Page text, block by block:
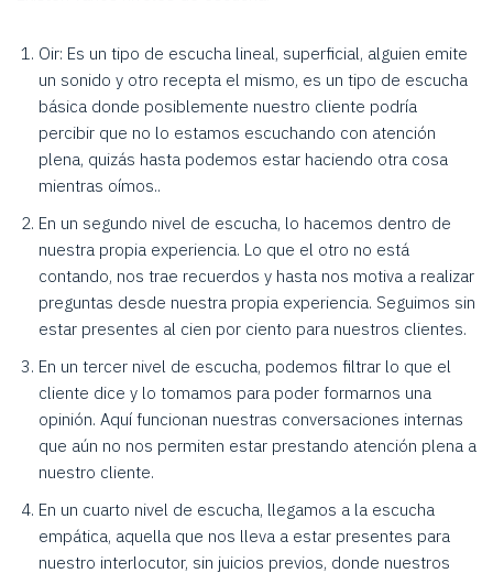
Oir: Es un tipo de escucha lineal, superficial, alguien emite
un sonido y otro recepta el mismo, es un tipo de escucha
básica donde posiblemente nuestro cliente podría
percibir que no lo estamos escuchando con atención
plena, quizás hasta podemos estar haciendo otra cosa
mientras oímos..
En un segundo nivel de escucha, lo hacemos dentro de
nuestra propia experiencia. Lo que el otro no está
contando, nos trae recuerdos y hasta nos motiva a realizar
preguntas desde nuestra propia experiencia. Seguimos sin
estar presentes al cien por ciento para nuestros clientes.
En un tercer nivel de escucha, podemos filtrar lo que el
cliente dice y lo tomamos para poder formarnos una
opinión. Aquí funcionan nuestras conversaciones internas
que aún no nos permiten estar prestando atención plena a
nuestro cliente.
En un cuarto nivel de escucha, llegamos a la escucha
empática, aquella que nos lleva a estar presentes para
nuestro interlocutor, sin juicios previos, donde nuestros